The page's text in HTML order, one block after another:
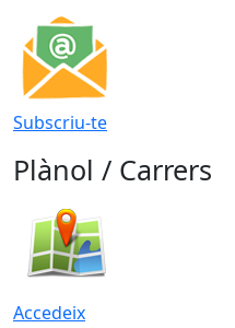
Subscriu-te
Plànol / Carrers
Accedeix